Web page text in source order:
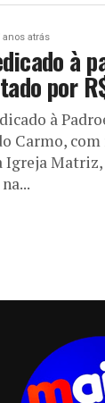
anos atrás
à
por
à
Carmo,
Igreja